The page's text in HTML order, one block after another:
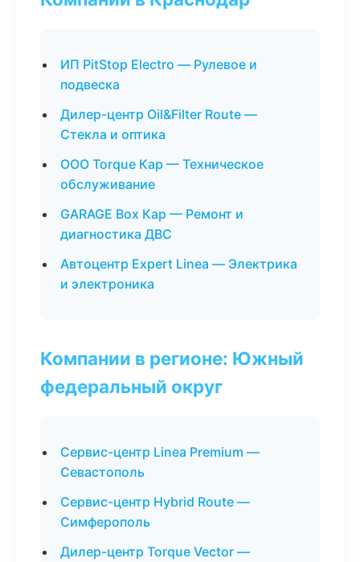
ИП PitStop Electro — Рулевое и
подвеска
Дилер-центр Oil&Filter Route —
Стекла и оптика
ООО Torque Кар — Техническое
обслуживание
GARAGE Box Кар — Ремонт и
диагностика ДВС
Автоцентр Expert Linea — Электрика
и электроника
Компании в регионе: Южный
федеральный округ
Сервис-центр Linea Premium —
Севастополь
Сервис-центр Hybrid Route —
Симферополь
Дилер-центр Torque Vector —